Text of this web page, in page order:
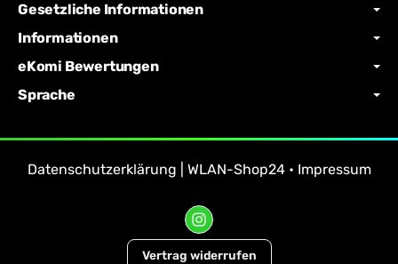
Gesetzliche Informationen
Informationen
eKomi Bewertungen
Sprache
Datenschutzerklärung | WLAN-Shop24 • Impressum
Vertrag widerrufen